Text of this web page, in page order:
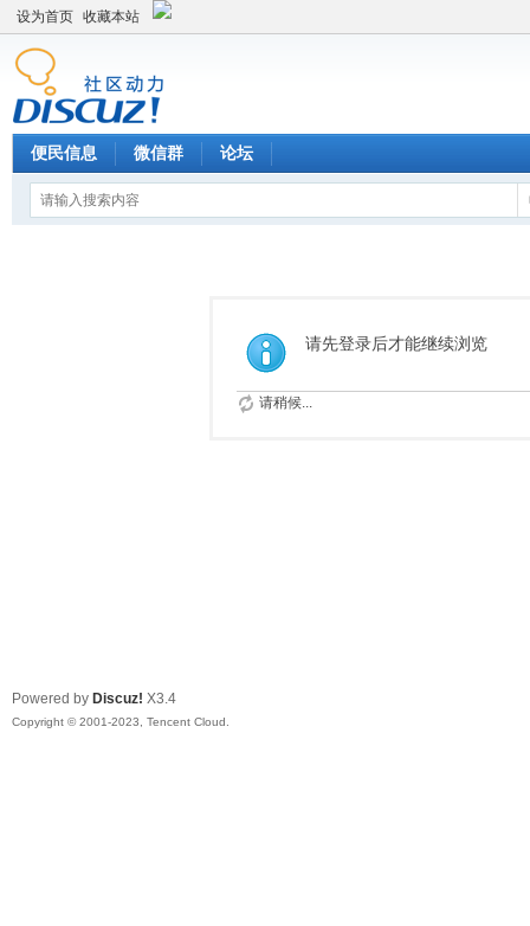
设为首页 收藏本站
便民信息 微信群 论坛
请先登录后才能继续浏览
请稍候...
Powered by Discuz! X3.4
Copyright © 2001-2023, Tencent Cloud.